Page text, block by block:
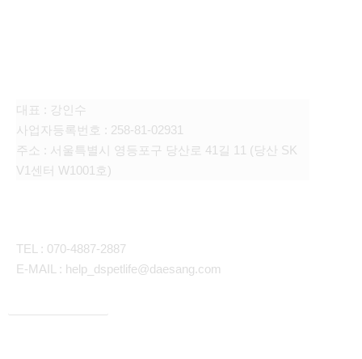
대표 : 강인수
사업자등록번호 : 258-81-02931
주소 : 서울특별시 영등포구 당산로 41길 11 (당산 SK
V1센터 W1001호)
TEL : 070-4887-2887
E-MAIL : help_dspetlife@daesang.com